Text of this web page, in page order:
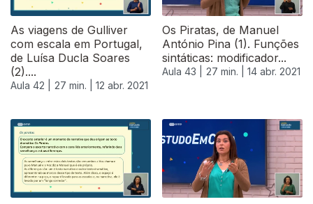
As viagens de Gulliver
com escala em Portugal,
de Luísa Ducla Soares
(2)....
Aula 42 | 27 min. | 12 abr. 2021
Os Piratas, de Manuel
António Pina (1). Funções
sintáticas: modificador...
Aula 43 | 27 min. | 14 abr. 2021